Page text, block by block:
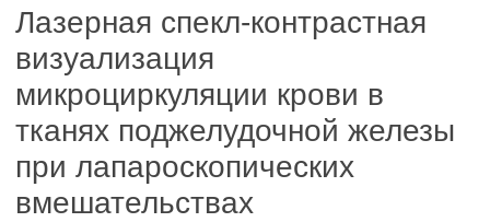
Лазерная спекл-контрастная
визуализация
микроциркуляции крови в
тканях поджелудочной железы
при лапароскопических
вмешательствах